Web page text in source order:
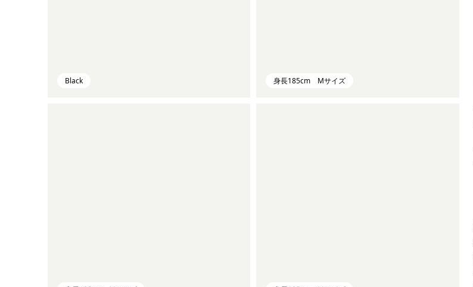
Black 身長185cm Mサイズ